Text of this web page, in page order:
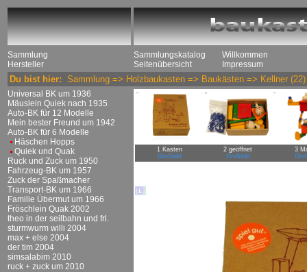
Sammlung
Hersteller
Sammlungskatalog
Seitenübersicht
Willkommen
Impressum
Du bist hier: Sammlung => Holzbaukasten => Baukästen => Kellner (22)
Universal BK um 1936
Mäuslein Quiek nach 1935
Auto-BK für 12 Modelle
Mein bester Freund um 1942
Auto-BK für 6 Modelle
Häschen Hopps
Quiek und Quak
Ruck und Zuck um 1950
Fahrzeug-BK um 1957
Zuck der Spaßmacher
Transport-BK um 1966
Familie Übermut um 1966
Fröschlein Quak 2002
theo in der seilbahn und frl.
sturmwurm willi 2004
max + else 2004
der tim 2004
simsalabim 2010
ruck + zuck um 2010
1 Kasten
Großbild
2 geöffnet
Großbild
3